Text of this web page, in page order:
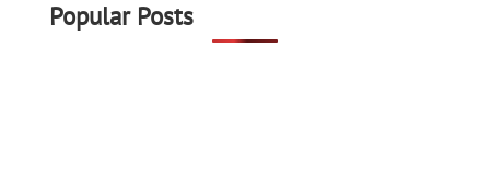
Popular Posts